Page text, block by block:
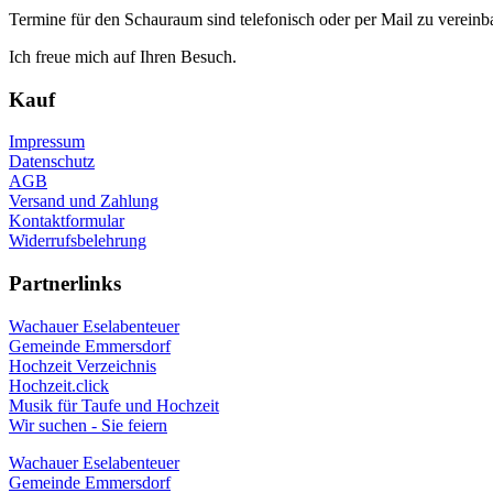
Termine für den Schauraum sind telefonisch oder per Mail zu
Ich freue mich auf Ihren Besuch.
Kauf
Impressum
Datenschutz
AGB
Versand und Zahlung
Kontaktformular
Widerrufsbelehrung
Partnerlinks
Wachauer Eselabenteuer
Gemeinde Emmersdorf
Hochzeit Verzeichnis
Hochzeit.click
Musik für Taufe und Hochzeit
Wir suchen - Sie feiern
Wachauer Eselabenteuer
Gemeinde Emmersdorf